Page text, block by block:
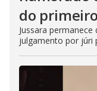
do
Jussara
julgamento por júri